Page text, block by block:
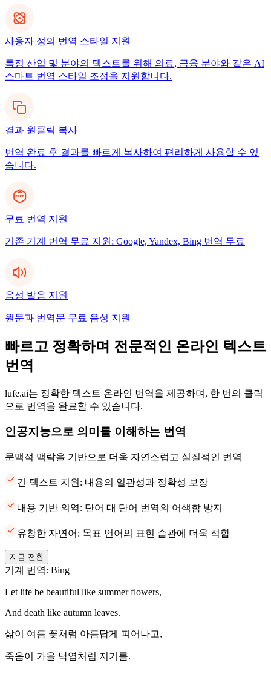
사용자 정의 번역 스타일 지원
특정 산업 및 분야의 텍스트를 위해 의료, 금융 분야와 같은 AI
스마트 번역 스타일 조정을 지원합니다.
결과 원클릭 복사
번역 완료 후 결과를 빠르게 복사하여 편리하게 사용할 수 있
습니다.
무료 번역 지원
기존 기계 번역 무료 지원: Google, Yandex, Bing 번역 무료
음성 발음 지원
원문과 번역문 무료 음성 지원
빠르고 정확하며 전문적인 온라인 텍스트
번역
lufe.ai는 정확한 텍스트 온라인 번역을 제공하며, 한 번의 클릭
으로 번역을 완료할 수 있습니다.
인공지능으로 의미를 이해하는 번역
문맥적 맥락을 기반으로 더욱 자연스럽고 실질적인 번역
긴 텍스트 지원: 내용의 일관성과 정확성 보장
내용 기반 의역: 단어 대 단어 번역의 어색함 방지
유창한 자연어: 목표 언어의 표현 습관에 더욱 적합
지금 전환
기계 번역: Bing
Let life be beautiful like summer flowers,
And death like autumn leaves.
삶이 여름 꽃처럼 아름답게 피어나고,
죽음이 가을 낙엽처럼 지기를.